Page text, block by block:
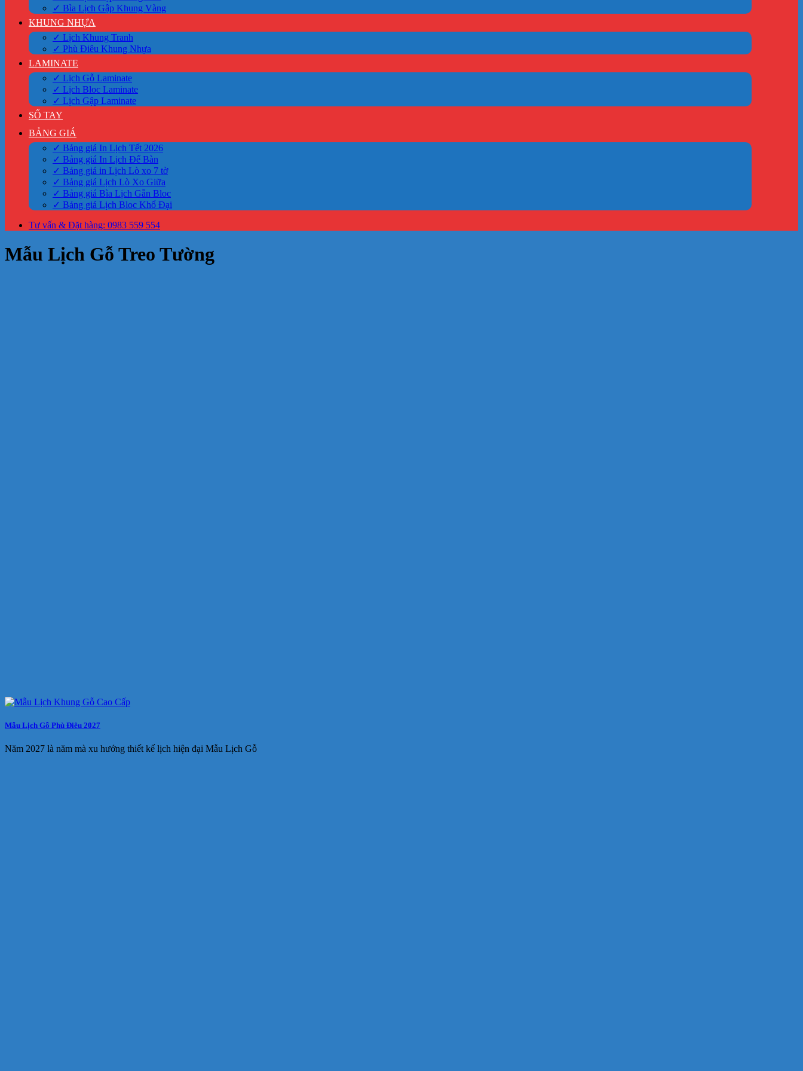
✓ Bìa Lịch Gập Khung Vàng
KHUNG NHỰA
✓ Lịch Khung Tranh
✓ Phù Điêu Khung Nhựa
LAMINATE
✓ Lịch Gỗ Laminate
✓ Lịch Bloc Laminate
✓ Lịch Gập Laminate
SỔ TAY
BẢNG GIÁ
✓ Bảng giá In Lịch Tết 2026
✓ Bảng giá In Lịch Để Bàn
✓ Bảng giá in Lịch Lò xo 7 tờ
✓ Bảng giá Lịch Lò Xo Giữa
✓ Bảng giá Bìa Lịch Gắn Bloc
✓ Bảng giá Lịch Bloc Khổ Đại
Tư vấn & Đặt hàng: 0983 559 554
Mẫu Lịch Gỗ Treo Tường
Mẫu Lịch Gỗ Phù Điêu 2027
Năm 2027 là năm mà xu hướng thiết kế lịch hiện đại Mẫu Lịch Gỗ